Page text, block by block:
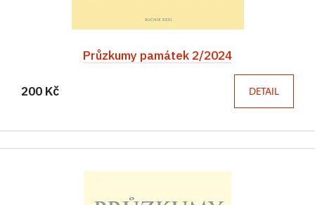
Průzkumy památek 2/2024
200 Kč DETAIL